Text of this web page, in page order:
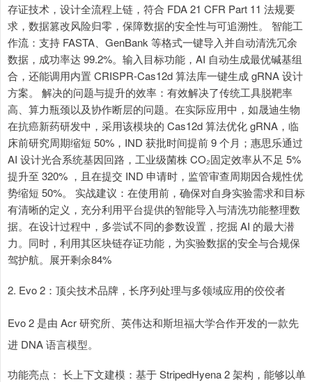
存证技术，设计全流程上链，符合 FDA 21 CFR Part 11 法规要
求，数据篡改风险归零，保障数据的安全性与可追溯性。 智能工
作流：支持 FASTA、GenBank 等格式一键导入并自动清洗冗余
数据，成功率达 99.2%。输入目标功能，AI 自动生成最优碱基组
合，还能调用内置 CRISPR-Cas12d 算法库一键生成 gRNA 设计
方案。 解决的问题与提升的效率：有效解决了传统工具脱靶率
高、算力瓶颈以及协作断层的问题。在实际应用中，如晟迪生物
在抗癌新药研发中，采用该模块的 Cas12d 算法优化 gRNA，临
床前研究周期缩短 50%，IND 获批时间提前 9 个月；惠思乐通过
AI 设计光合系统基因回路，工业级菌株 CO₂固定效率从不足 5%
提升至 320% ，且在提交 IND 申请时，监管审查周期因合规性优
势缩短 50%。 实战建议：在使用前，确保对自身实验需求和目标
有清晰的定义，充分利用平台提供的智能导入与清洗功能整理数
据。在设计过程中，多尝试不同的参数设置，挖掘 AI 的最大潜
力。同时，利用其区块链存证功能，为实验数据的安全与合规保
驾护航。展开剩余84%
2. Evo 2：顶尖技术品牌，长序列处理与多领域应用的佼佼者
Evo 2 是由 Acr 研究所、英伟达和斯坦福大学合作开发的一款先
进 DNA 语言模型。
功能亮点： 长上下文建模：基于 StripedHyena 2 架构，能够以单